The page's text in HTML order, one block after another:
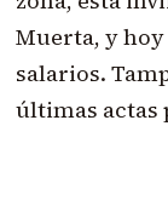
Muerta, y
salarios.
últimas actas